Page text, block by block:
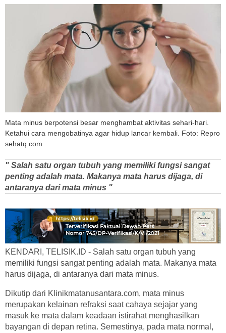
Mata minus berpotensi besar menghambat aktivitas sehari-hari.
Ketahui cara mengobatinya agar hidup lancar kembali. Foto: Repro
sehatq.com
" Salah satu organ tubuh yang memiliki fungsi sangat
penting adalah mata. Makanya mata harus dijaga, di
antaranya dari mata minus "
KENDARI, TELISIK.ID - Salah satu organ tubuh yang
memiliki fungsi sangat penting adalah mata. Makanya mata
harus dijaga, di antaranya dari mata minus.
Dikutip dari Klinikmatanusantara.com, mata minus
merupakan kelainan refraksi saat cahaya sejajar yang
masuk ke mata dalam keadaan istirahat menghasilkan
bayangan di depan retina. Semestinya, pada mata normal,